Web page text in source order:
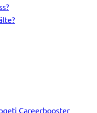
Careerbooster